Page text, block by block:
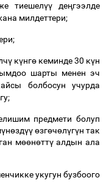
тиешелүү деңгээлде
милдеттери;
;
ү күнгө кеминде30 күн
шарты менен эч
болбосун
учурда
;
предмети болуп
үнөздүүөзгөчөлүгүн так
мөөнөттү алдын ала
укугун бузбоого